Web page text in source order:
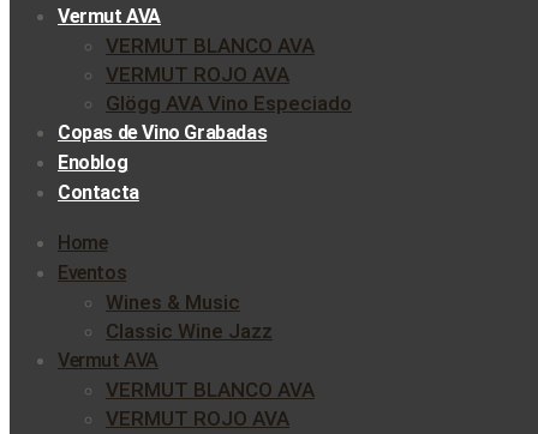
Vermut AVA
VERMUT BLANCO AVA
VERMUT ROJO AVA
Glögg AVA Vino Especiado
Copas de Vino Grabadas
Enoblog
Contacta
Home
Eventos
Wines & Music
Classic Wine Jazz
Vermut AVA
VERMUT BLANCO AVA
VERMUT ROJO AVA